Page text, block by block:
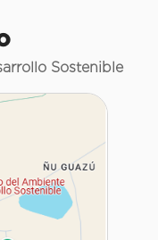
Sostenible